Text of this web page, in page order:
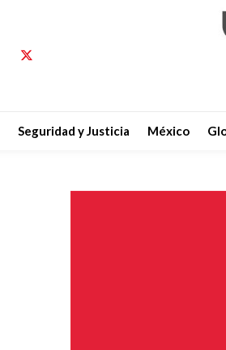
Seguridad y Justicia México